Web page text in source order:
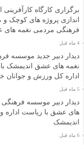
برگزاری کارگاه کارآفرینی
اندازی پروژه های کوچک
فرهنگی مردمی نغمه های
4 ماه قبل
دیدار دبیر جدید موسسه
نغمه های عشق اندیمشک با
اداره کل ورزش و جوانان
5 ماه قبل
دیدار دبیر موسسه
های عشق با ریاست اداره
اندیمشک
6 ماه قبل